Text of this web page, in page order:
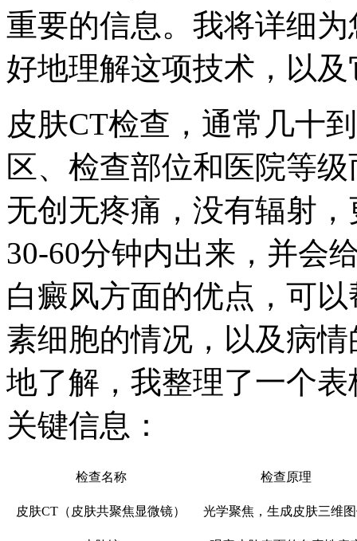
重要的信息。我将详细
好地理解这项技术，以
皮肤CT检查，通常几十
区、检查部位和医院等
无创无疼痛，没有辐射
30-60分钟内出来，并会
白癜风方面的优点，可
素细胞的情况，以及病
地了解，我整理了一个
关键信息：
检查名称 检查原理
皮肤CT（皮肤共聚焦显微镜） 光学聚焦，生成皮肤三维